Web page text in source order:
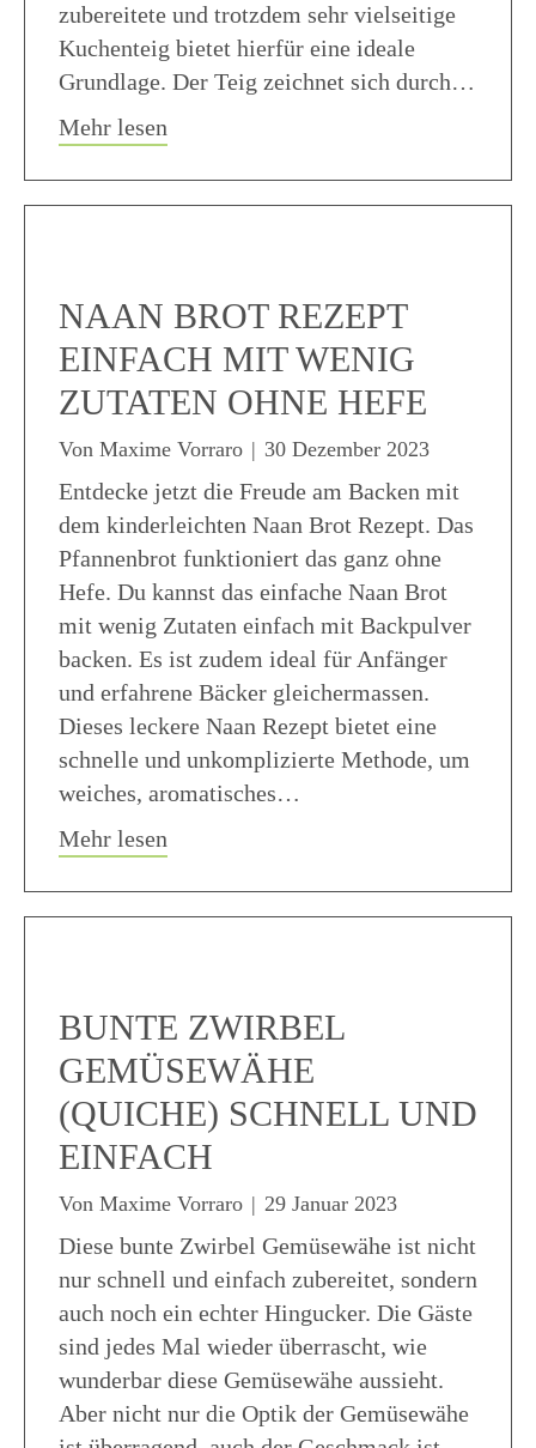
zubereitete und trotzdem sehr vielseitige
Kuchenteig bietet hierfür eine ideale
Grundlage. Der Teig zeichnet sich durch…
Mehr lesen
NAAN BROT REZEPT
EINFACH MIT WENIG
ZUTATEN OHNE HEFE
Von Maxime Vorraro | 30 Dezember 2023
Entdecke jetzt die Freude am Backen mit
dem kinderleichten Naan Brot Rezept. Das
Pfannenbrot funktioniert das ganz ohne
Hefe. Du kannst das einfache Naan Brot
mit wenig Zutaten einfach mit Backpulver
backen. Es ist zudem ideal für Anfänger
und erfahrene Bäcker gleichermassen.
Dieses leckere Naan Rezept bietet eine
schnelle und unkomplizierte Methode, um
weiches, aromatisches…
Mehr lesen
BUNTE ZWIRBEL
GEMÜSEWÄHE
(QUICHE) SCHNELL UND
EINFACH
Von Maxime Vorraro | 29 Januar 2023
Diese bunte Zwirbel Gemüsewähe ist nicht
nur schnell und einfach zubereitet, sondern
auch noch ein echter Hingucker. Die Gäste
sind jedes Mal wieder überrascht, wie
wunderbar diese Gemüsewähe aussieht.
Aber nicht nur die Optik der Gemüsewähe